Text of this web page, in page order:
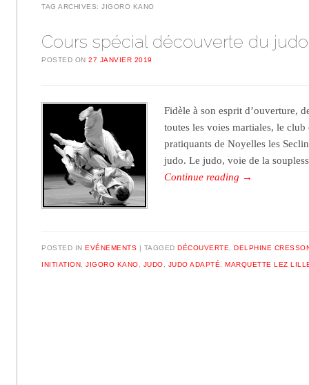
TAG ARCHIVES:JIGORO KANO
Cours spécial découverte du
POSTED ON27 JANVIER 2019
Fidèle à son esprit d’ouverture,
toutes les voies martiales, le
pratiquants de Noyelles les
judo. Le judo, voie de la
Continue reading →
POSTED INEVÉNEMENTS TAGGEDDÉCOUVERTE ,DELPHINE
INITIATION ,JIGORO KANO JUDO JUDO ADAPTÉ ,MARQUETTE LEZ